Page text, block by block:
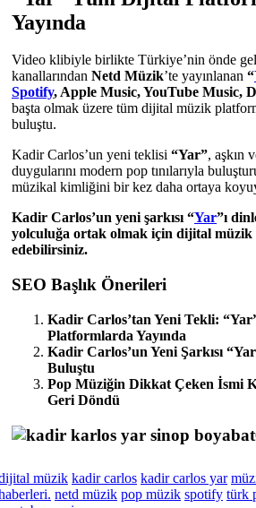
Yayında
Video klibiyle birlikte Türkiye’nin önde
kanallarından Netd Müzik’te yayınlanan “
Spotify, Apple Music, YouTube Music,
başta olmak üzere tüm dijital müzik
buluştu.
Kadir Carlos’un yeni teklisi “Yar”, aşkın
duygularını modern pop tınılarıyla
müzikal kimliğini bir kez daha ortaya
Kadir Carlos’un yeni şarkısı “Yar”ı
yolculuğa ortak olmak için dijital müzik
edebilirsiniz.
SEO Başlık Önerileri
Kadir Carlos’tan Yeni Tekli:
Platformlarda Yayında
Kadir Carlos’un Yeni Şarkısı
Buluştu
Pop Müziğin Dikkat Çeken İsmi
Geri Döndü
müzik kadir carlos kadir carlos yar
netd müzik pop müzik spotify türk